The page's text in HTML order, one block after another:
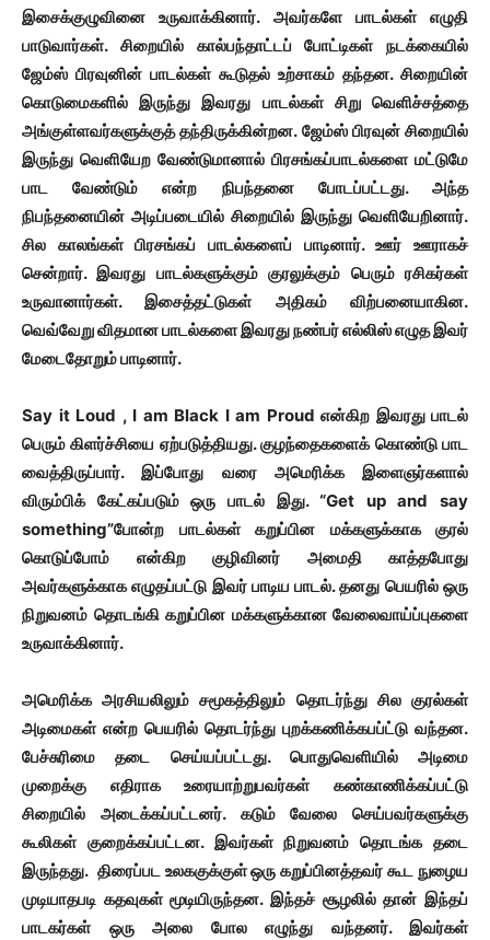
இசைக்குழுவினை உருவாக்கினார். அவர்களே பாடல்கள் எழுதி
பாடுவார்கள். சிறையில் கால்பந்தாட்டப் போட்டிகள் நடக்கையில்
ஜேம்ஸ் பிரவுனின் பாடல்கள் கூடுதல் உற்சாகம் தந்தன. சிறையின்
கொடுமைகளில் இருந்து இவரது பாடல்கள் சிறு வெளிச்சத்தை
அங்குள்ளவர்களுக்குத் தந்திருக்கின்றன. ஜேம்ஸ் பிரவுன் சிறையில்
இருந்து வெளியேற வேண்டுமானால் பிரசங்கப்பாடல்களை மட்டுமே
பாட வேண்டும் என்ற நிபந்தனை போடப்பட்டது. அந்த
நிபந்தனையின் அடிப்படையில் சிறையில் இருந்து வெளியேறினார்.
சில காலங்கள் பிரசங்கப் பாடல்களைப் பாடினார். ஊர் ஊராகச்
சென்றார். இவரது பாடல்களுக்கும் குரலுக்கும் பெரும் ரசிகர்கள்
உருவானார்கள். இசைத்தட்டுகள் அதிகம் விற்பனையாகின.
வெவ்வேறு விதமான பாடல்களை இவரது நண்பர் எல்லிஸ் எழுத இவர்
மேடைதோறும் பாடினார்.
Say it Loud , I am Black I am Proud என்கிற இவரது பாடல்
பெரும் கிளர்ச்சியை ஏற்படுத்தியது. குழந்தைகளைக் கொண்டு பாட
வைத்திருப்பார். இப்போது வரை அமெரிக்க இளைஞர்களால்
விரும்பிக் கேட்கப்படும் ஒரு பாடல் இது. “Get up and say
something”போன்ற பாடல்கள் கறுப்பின மக்களுக்காக குரல்
கொடுப்போம் என்கிற குழிவினர் அமைதி காத்தபோது
அவர்களுக்காக எழுதப்பட்டு இவர் பாடிய பாடல். தனது பெயரில் ஒரு
நிறுவனம் தொடங்கி கறுப்பின மக்களுக்கான வேலைவாய்ப்புகளை
உருவாக்கினார்.
அமெரிக்க அரசியலிலும் சமூகத்திலும் தொடர்ந்து சில குரல்கள்
அடிமைகள் என்ற பெயரில் தொடர்ந்து புறக்கணிக்கபப்ட்டு வந்தன.
பேச்சுரிமை தடை செய்யப்பட்டது. பொதுவெளியில் அடிமை
முறைக்கு எதிராக உரையாற்றுபவர்கள் கண்காணிக்கப்பட்டு
சிறையில் அடைக்கப்பட்டனர். கடும் வேலை செய்பவர்களுக்கு
கூலிகள் குறைக்கப்பட்டன. இவர்கள் நிறுவனம் தொடங்க தடை
இருந்தது. திரைப்பட உலககுக்குள் ஒரு கறுப்பினத்தவர் கூட நுழைய
முடியாதபடி கதவுகள் மூடியிருந்தன. இந்தச் சூழலில் தான் இந்தப்
பாடகர்கள் ஒரு அலை போல எழுந்து வந்தனர். இவர்கள்